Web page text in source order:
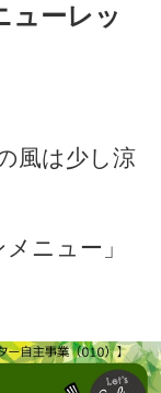
ューレッ
風は少し涼
ニュー」